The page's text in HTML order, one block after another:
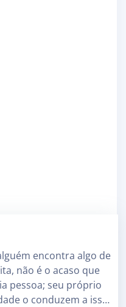
encontra algo de
não é o acaso que
pessoa; seu próprio
o conduzem a iss…